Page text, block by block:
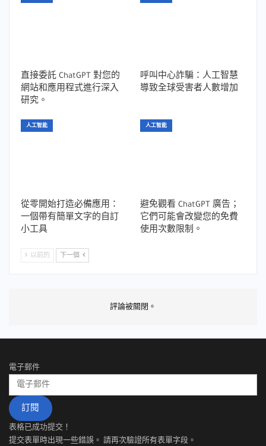
直接委託 ChatGPT 對您的
網站和應用程式進行深入
研究。
呼叫中心詐騙：人工智慧
導致全球受害者人數增加
人工智能
從零開始打造必備應用：
一個帶有簡單文字的自訂
小工具
人工智能
避免觀看 ChatGPT 廣告；
它們可能會改變您的免費
使用次數限制。
以前的 下一個
評論被關閉。
電子郵件
訂閱
表格已成功提交！
提交表單時出現一些錯誤。 請再次驗證所有表單字段。